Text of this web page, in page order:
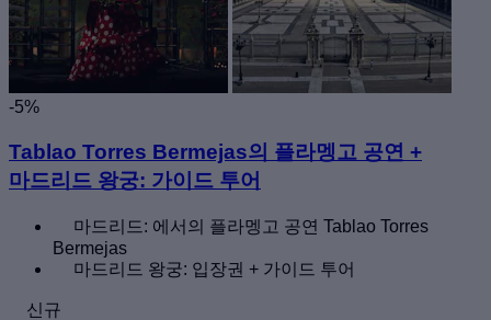
-5%
Tablao Torres Bermejas의 플라멩고 공연 +
마드리드 왕궁: 가이드 투어
마드리드: 에서의 플라멩고 공연 Tablao Torres
Bermejas
마드리드 왕궁: 입장권 + 가이드 투어
신규